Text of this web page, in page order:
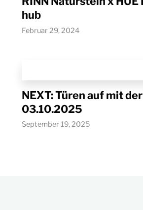
hub
Februar 29, 2024
NEXT: Türen auf mit
03.10.2025
September 19, 2025